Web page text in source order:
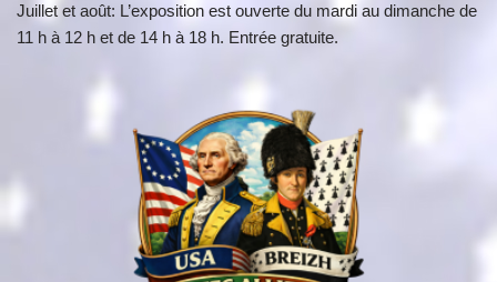
Juillet et août: L’exposition est ouverte du mardi au dimanche de
11 h à 12 h et de 14 h à 18 h. Entrée gratuite.